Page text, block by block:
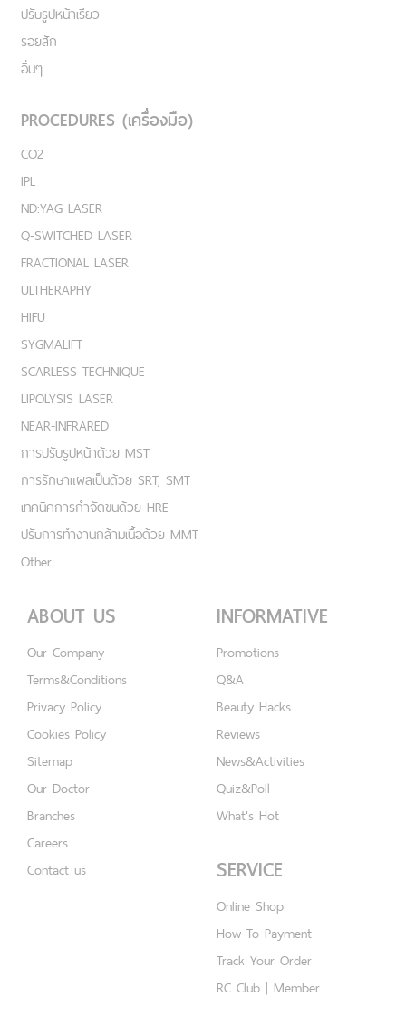
ปรับรูปหน้าเรียว
รอยสัก
อื่นๆ
PROCEDURES (เครื่องมือ)
CO2
IPL
ND:YAG LASER
Q-SWITCHED LASER
FRACTIONAL LASER
ULTHERAPHY
HIFU
SYGMALIFT
SCARLESS TECHNIQUE
LIPOLYSIS LASER
NEAR-INFRARED
การปรับรูปหน้าด้วย MST
การรักษาแผลเป็นด้วย SRT, SMT
เทคนิคการกำจัดขนด้วย HRE
ปรับการทำงานกล้ามเนื้อด้วย MMT
Other
ABOUT US
Our Company
Terms&Conditions
Privacy Policy
Cookies Policy
Sitemap
Our Doctor
Branches
Careers
Contact us
INFORMATIVE
Promotions
Q&A
Beauty Hacks
Reviews
News&Activities
Quiz&Poll
What's Hot
SERVICE
Online Shop
How To Payment
Track Your Order
RC Club | Member